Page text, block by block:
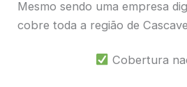
Mesmo sendo uma empresa
cobre toda a região de
Cobertura